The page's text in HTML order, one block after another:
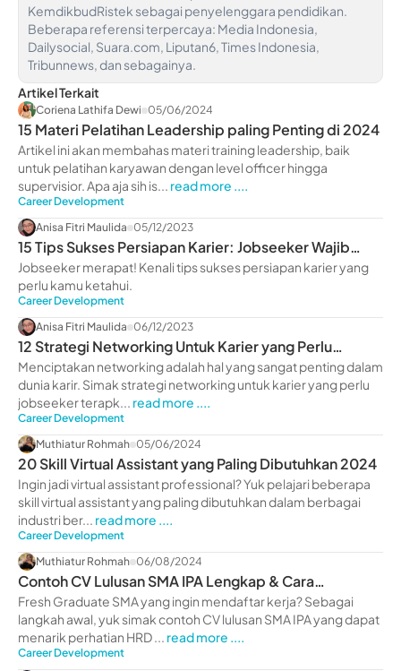
KemdikbudRistek sebagai penyelenggara pendidikan.
Beberapa referensi terpercaya: Media Indonesia,
Dailysocial, Suara.com, Liputan6, Times Indonesia,
Tribunnews, dan sebagainya.
Artikel Terkait
Coriena Lathifa Dewi 05/06/2024
15 Materi Pelatihan Leadership paling Penting di 2024
Artikel ini akan membahas materi training leadership, baik
untuk pelatihan karyawan dengan level officer hingga
supervisior. Apa aja sih is... read more ....
Career Development
Anisa Fitri Maulida 05/12/2023
15 Tips Sukses Persiapan Karier: Jobseeker Wajib
Tahu!
Jobseeker merapat! Kenali tips sukses persiapan karier yang
perlu kamu ketahui.
Career Development
Anisa Fitri Maulida 06/12/2023
12 Strategi Networking Untuk Karier yang Perlu
Jobseeker Terapkan
Menciptakan networking adalah hal yang sangat penting dalam
dunia karir. Simak strategi networking untuk karier yang perlu
jobseeker terapk... read more ....
Career Development
Muthiatur Rohmah 05/06/2024
20 Skill Virtual Assistant yang Paling Dibutuhkan 2024
Ingin jadi virtual assistant professional? Yuk pelajari beberapa
skill virtual assistant yang paling dibutuhkan dalam berbagai
industri ber... read more ....
Career Development
Muthiatur Rohmah 06/08/2024
Contoh CV Lulusan SMA IPA Lengkap & Cara
Membuatnya 2024
Fresh Graduate SMA yang ingin mendaftar kerja? Sebagai
langkah awal, yuk simak contoh CV lulusan SMA IPA yang dapat
menarik perhatian HRD ... read more ....
Career Development